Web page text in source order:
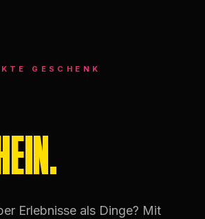
GESCHENK
Erlebnisse als Dinge? Mit